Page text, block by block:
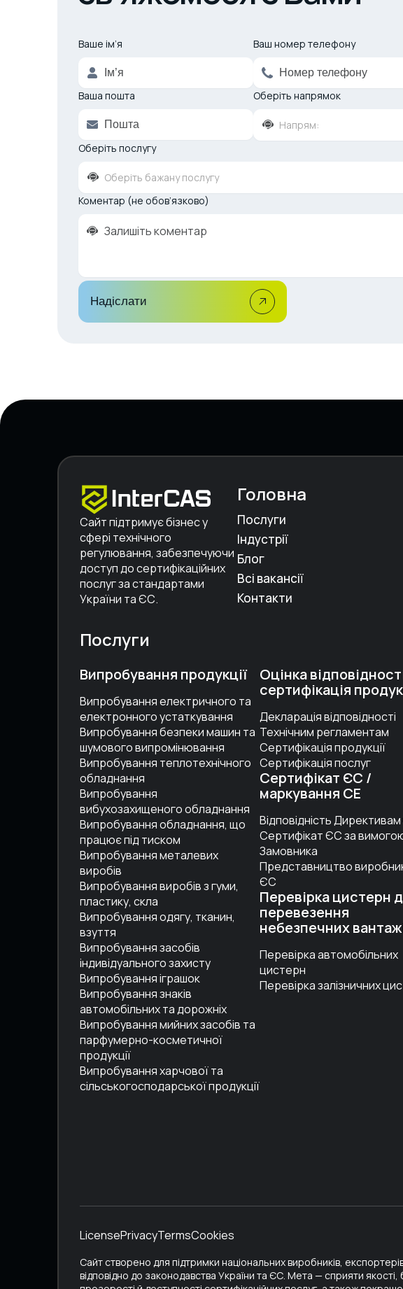
Ваше ім’я Ваш номер телефону
Ваша пошта Оберіть напрямок
Напрям:
Оберіть послугу
Оберіть бажану послугу
Коментар (не обов’язково)
Надіслати
Alternative:
Сайт підтримує бізнес у
сфері технічного
регулювання, забезпечуючи
доступ до сертифікаційних
послуг за стандартами
України та ЄС.
Головна
Послуги
Індустрії
Блог
Всі вакансії
Контакти
Послуги
Випробування продукції
Випробування електричного та
електронного устаткування
Випробування безпеки машин та
шумового випромінювання
Випробування теплотехнічного
обладнання
Випробування
вибухозахищеного обладнання
Випробування обладнання, що
працює під тиском
Випробування металевих
виробів
Випробування виробів з гуми,
пластику, скла
Випробування одягу, тканин,
взуття
Випробування засобів
індивідуального захисту
Випробування іграшок
Випробування знаків
автомобільних та дорожніх
Випробування мийних засобів та
парфумерно-косметичної
продукції
Випробування харчової та
сільськогосподарської продукції
Оцінка
сертифікація
Декларація відповідності
Технічним регламентам
Сертифікація продукції
Сертифікація послуг
Сертифікат ЄС /
маркування СЕ
Відповідність
Сертифікат ЄС за
Замовника
Представництво
ЄС
Перевірка цистерн
перевезення
небезпечних
Перевірка автомобільних
цистерн
Перевірка залізничних
LicensePrivacyTermsCookies
Сайт створено для підтримки національних виробників,
відповідно до законодавства України та ЄС. Мета — сприяти